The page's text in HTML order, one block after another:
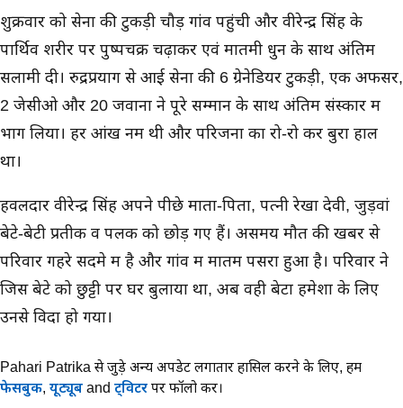
शुक्रवार को सेना की टुकड़ी चौड़ गांव पहुंची और वीरेन्द्र सिंह के
पार्थिव शरीर पर पुष्पचक्र चढ़ाकर एवं मातमी धुन के साथ अंतिम
सलामी दी। रुद्रप्रयाग से आई सेना की 6 ग्रेनेडियर टुकड़ी, एक अफसर,
2 जेसीओ और 20 जवानों ने पूरे सम्मान के साथ अंतिम संस्कार में
भाग लिया। हर आंख नम थी और परिजनों का रो-रो कर बुरा हाल
था।
हवलदार वीरेन्द्र सिंह अपने पीछे माता-पिता, पत्नी रेखा देवी, जुड़वां
बेटे-बेटी प्रतीक व पलक को छोड़ गए हैं। असमय मौत की खबर से
परिवार गहरे सदमे में है और गांव में मातम पसरा हुआ है। परिवार ने
जिस बेटे को छुट्टी पर घर बुलाया था, अब वही बेटा हमेशा के लिए
उनसे विदा हो गया।
Pahari Patrika से जुड़े अन्य अपडेट लगातार हासिल करने के लिए, हमें
फेसबुक, यूट्यूब and ट्विटर पर फॉलो करें।